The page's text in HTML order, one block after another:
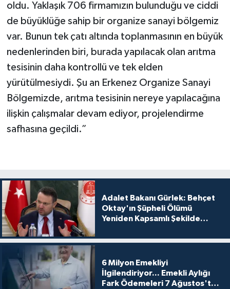
oldu. Yaklaşık 706 firmamızın bulunduğu ve ciddi
de büyüklüğe sahip bir organize sanayi bölgemiz
var. Bunun tek çatı altında toplanmasının en büyük
nedenlerinden biri, burada yapılacak olan arıtma
tesisinin daha kontrollü ve tek elden
yürütülmesiydi. Şu an Erkenez Organize Sanayi
Bölgemizde, arıtma tesisinin nereye yapılacağına
ilişkin çalışmalar devam ediyor, projelendirme
safhasına geçildi.”
Adalet Bakanı Gürlek: Behçet
Oktay'ın Şüpheli Ölümü
Yeniden Kapsamlı Şekilde
6 Milyon Emekliyi
İlgilendiriyor... Emekli Aylığı
Fark Ödemeleri 7 Ağustos'ta